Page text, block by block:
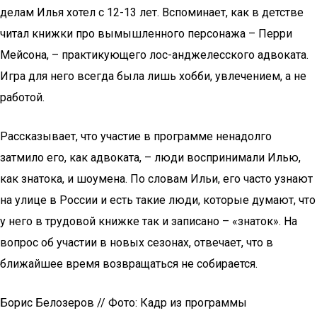
делам Илья хотел с 12-13 лет. Вспоминает, как в детстве
читал книжки про вымышленного персонажа – Перри
Мейсона, – практикующего лос-анджелесского адвоката.
Игра для него всегда была лишь хобби, увлечением, а не
работой.
Рассказывает, что участие в программе ненадолго
затмило его, как адвоката, – люди воспринимали Илью,
как знатока, и шоумена. По словам Ильи, его часто узнают
на улице в России и есть такие люди, которые думают, что
у него в трудовой книжке так и записано – «знаток». На
вопрос об участии в новых сезонах, отвечает, что в
ближайшее время возвращаться не собирается.
Борис Белозеров // Фото: Кадр из программы